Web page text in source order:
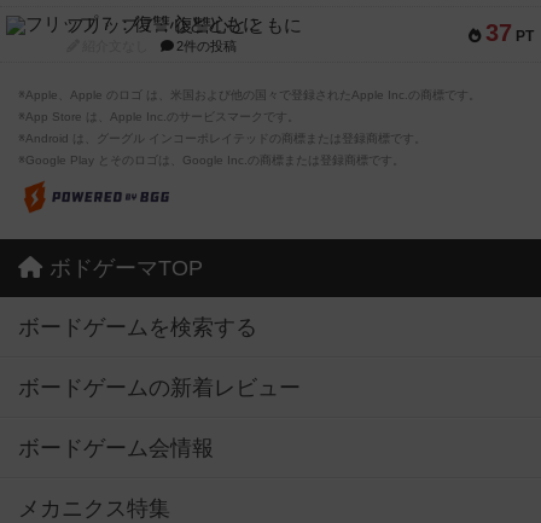
37 PT
フリップ７：復讐心とともに
2件の投稿
※Apple、Apple のロゴ は、米国および他の国々で登録されたApple Inc.の商標です。
※App Store は、Apple Inc.のサービスマークです。
※Android は、グーグル インコーポレイテッドの商標または登録商標です。
※Google Play とそのロゴは、Google Inc.の商標または登録商標です。
ボドゲーマTOP
ボードゲームを検索する
ボードゲームの新着レビュー
ボードゲーム会情報
メカニクス特集